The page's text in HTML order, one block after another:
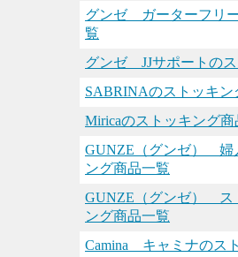
グンゼ ガーターフリ
覧
グンゼ JJサポートの
SABRINAのストッキン
Miricaのストッキング商
GUNZE（グンゼ） 婦
ング商品一覧
GUNZE（グンゼ） ス
ング商品一覧
Camina キャミナのス